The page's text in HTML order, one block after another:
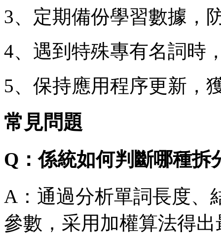
3、定期備份學習數據，
4、遇到特殊專有名詞時
5、保持應用程序更新，
常見問題
Q：係統如何判斷哪種拆
A：通過分析單詞長度、
參數，采用加權算法得